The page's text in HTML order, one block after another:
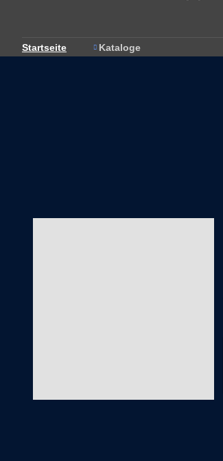
Startseite Kataloge